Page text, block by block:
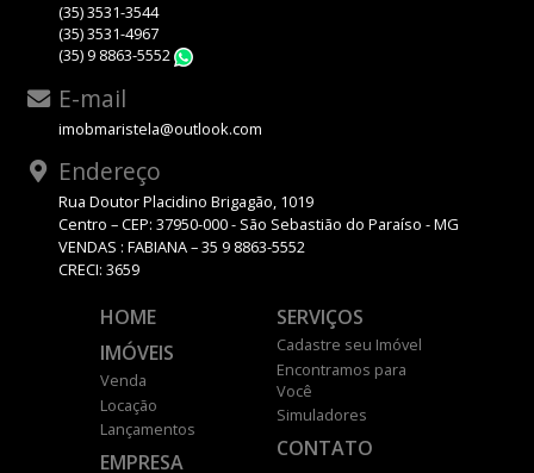
(35) 3531-3544
(35) 3531-4967
(35) 9 8863-5552
E-mail
imobmaristela@outlook.com
Endereço
Rua Doutor Placidino Brigagão, 1019
Centro – CEP: 37950-000 - São Sebastião do Paraíso - MG
VENDAS : FABIANA – 35 9 8863-5552
CRECI: 3659
HOME
IMÓVEIS
Venda
Locação
Lançamentos
EMPRESA
SERVIÇOS
Cadastre seu Imóvel
Encontramos para
Você
Simuladores
CONTATO